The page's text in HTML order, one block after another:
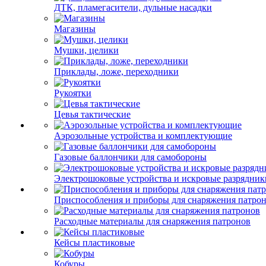
ДТК, пламегасители, дульные насадки
Магазины
Мушки, целики
Приклады, ложе, переходники
Рукоятки
Цевья тактические
Аэрозольные устройства и комплектующие
Газовые баллончики для самобороны
Электрошоковые устройства и искровые
Приспособления и приборы для снаряжения
Расходные материалы для снаряжения патронов
Кейсы пластиковые
Кобуры